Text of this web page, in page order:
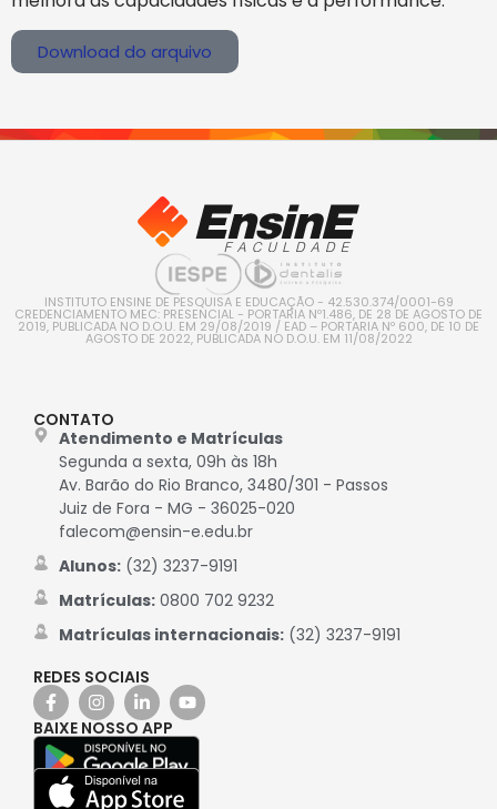
Download do arquivo
INSTITUTO ENSINE DE PESQUISA E EDUCAÇÃO - 42.530.374/0001-69
CREDENCIAMENTO MEC: PRESENCIAL - PORTARIA Nº1.486, DE 28 DE AGOSTO DE
2019, PUBLICADA NO D.O.U. EM 29/08/2019 / EAD – PORTARIA Nº 600, DE 10 DE
AGOSTO DE 2022, PUBLICADA NO D.O.U. EM 11/08/2022
CONTATO
Atendimento e Matrículas
Segunda a sexta, 09h às 18h
Av. Barão do Rio Branco, 3480/301 - Passos
Juiz de Fora - MG - 36025-020
falecom@ensin-e.edu.br
Alunos:(32) 3237-9191
Matrículas:0800 702 9232
Matrículas internacionais:(32) 3237-9191
REDES SOCIAIS
BAIXE NOSSO APP